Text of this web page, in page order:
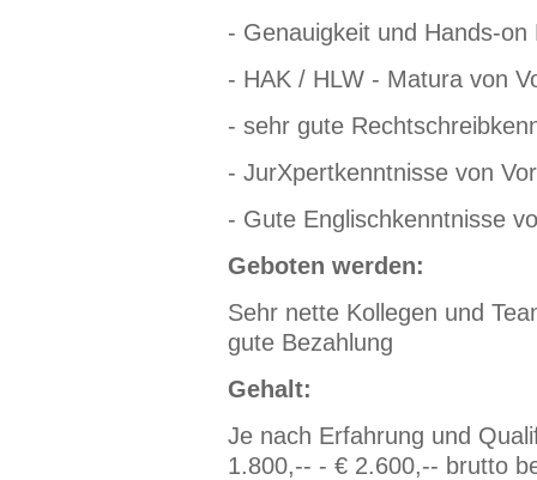
- Genauigkeit und Hands-on
- HAK / HLW - Matura von
- sehr gute
- JurXpertkenntnisse von
- Gute Englischkenntnisse
Geboten werden:
Sehr nette Kollegen und
gute Bezahlung
Gehalt:
Je nach Erfahrung und
1.800,-- - € 2.600,-- brutto